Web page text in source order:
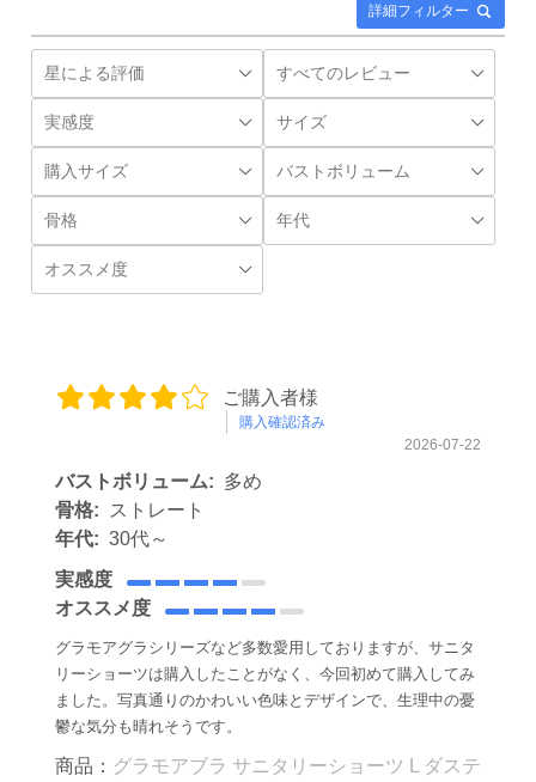
詳細フィルター
ご購入者様
購入確認済み
2026-07-22
バストボリューム: 多め
骨格:
ストレート
年代: 30代～
実感度
オススメ度
グラモアグラシリーズなど多数愛用しておりますが、サニタ
リーショーツは購入したことがなく、今回初めて購入してみ
ました。写真通りのかわいい色味とデザインで、生理中の憂
鬱な気分も晴れそうです。
商品： グラモアブラ サニタリーショーツ L ダステ